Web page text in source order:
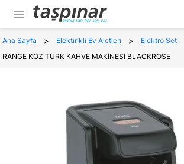
menu
Ana Sayfa > Elektirikli Ev Aletleri > Elektro Set
RANGE KÖZ TÜRK KAHVE MAKİNESİ BLACKROSE